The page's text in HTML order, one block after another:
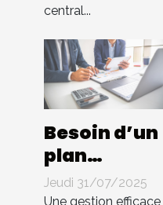
central...
Besoin d’un
plan
comptable
Jeudi 31/07/2025
Une gestion efficace